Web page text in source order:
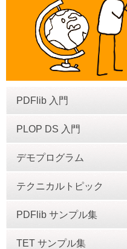
PDFlib 入門
PLOP DS 入門
デモプログラム
テクニカルトピック
PDFlib サンプル集
TET サンプル集